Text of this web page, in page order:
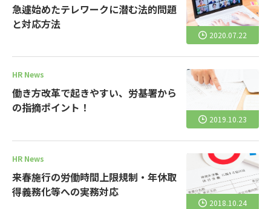
2020.07.22
急遽始めたテレワークに潜む法的問題
と対応方法
2019.10.23
HR News
働き方改革で起きやすい、労基署から
の指摘ポイント！
2018.10.24
HR News
来春施行の労働時間上限規制・年休取
得義務化等への実務対応